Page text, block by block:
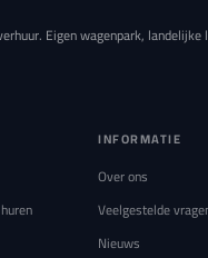
Eigen wagenpark, landelijke
INFORMATIE
Over ons
Veelgestelde
Nieuws